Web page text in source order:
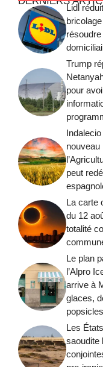
Lidl
Trump
pour
nouveau
peut
La carte
du 12
totalité
Le plan
l’Alpro
arrive à
glaces,
Les
saoudite